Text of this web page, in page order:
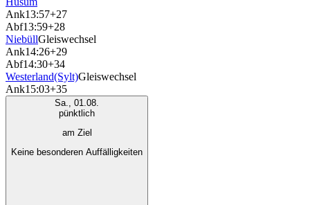
Ank13:57+27
Abf13:59+28
NiebüllGleiswechsel
Ank14:26+29
Abf14:30+34
Westerland(Sylt)Gleiswechsel
Ank15:03+35
Sa., 01.08.
pünktlich
am Ziel
Keine besonderen Auffälligkeiten